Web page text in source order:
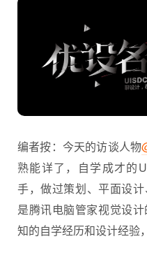
编者按：今天的访谈人物
熟能详了，自学成才的
手，做过策划、平面设
是腾讯电脑管家视觉设
知的自学经历和设计经验